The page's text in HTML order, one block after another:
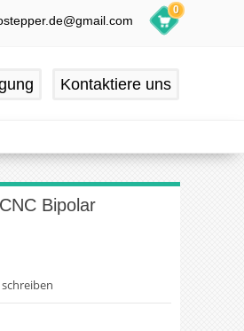
0
Kontaktiere uns
Bipolar